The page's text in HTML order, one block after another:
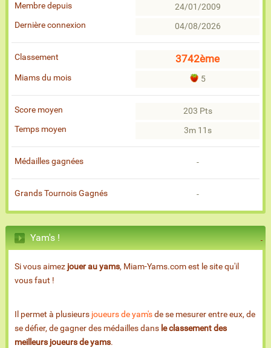
Membre depuis
24/01/2009
Dernière connexion
04/08/2026
Classement 3742ème
Miams du mois 5
Score moyen
203 Pts
Temps moyen
3m 11s
Médailles gagnées -
Grands Tournois Gagnés -
Yam's !
Si vous aimez jouer au yams, Miam-Yams.com est le site qu'il
vous faut !
Il permet à plusieurs joueurs de yam'sde se mesurer entre eux, de
se défier, de gagner des médailles dans le classement des
meilleurs joueurs de yams.